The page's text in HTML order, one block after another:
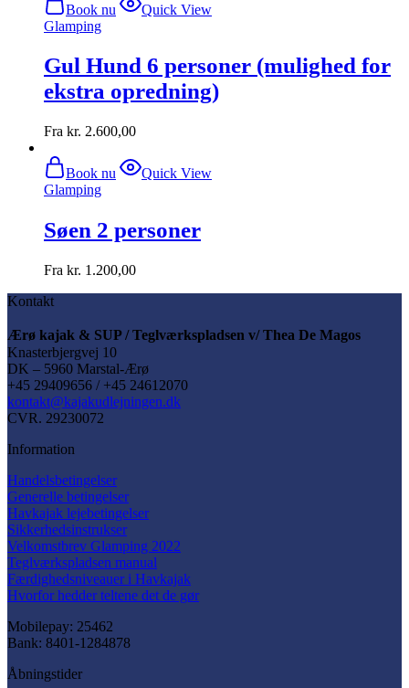
Book nu
Quick View
Glamping
Gul Hund 6 personer (mulighed for
ekstra opredning)
Fra kr. 2.600,00
Book nu
Quick View
Glamping
Søen 2 personer
Fra kr. 1.200,00
Kontakt
Ærø kajak & SUP / Teglværkspladsen v/ Thea De Magos
Knasterbjergvej 10
DK – 5960 Marstal-Ærø
+45 29409656 / +45 24612070
kontakt@kajakudlejningen.dk
CVR. 29230072
Information
Handelsbetingelser
Generelle betingelser
Havkajak lejebetingelser
Sikkerhedsinstrukser
Velkomstbrev Glamping 2022
Teglværkspladsen manual
Færdighedsniveauer i Havkajak
Hvorfor hedder teltene det de gør
Mobilepay: 25462
Bank: 8401-1284878
Åbningstider